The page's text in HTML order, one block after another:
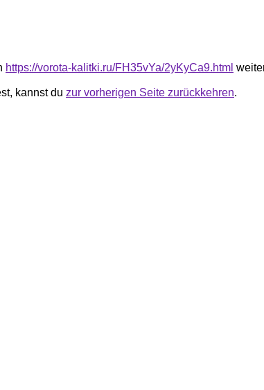
https://vorota-kalitki.ru/FH35vYa/2yKyCa9.html
kannst du zur vorherigen Seite zurückkehren.